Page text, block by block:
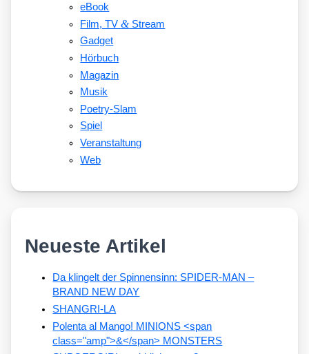
eBook
Film, TV&Stream
Gadget
Hörbuch
Magazin
Musik
Poetry-Slam
Spiel
Veranstaltung
Web
Neueste Artikel
Da klingelt der Spinnensinn: SPIDER-MAN –
BRAND NEW DAY
SHANGRI-LA
Polenta al Mango! MINIONS <span
class="amp">&</span> MONSTERS